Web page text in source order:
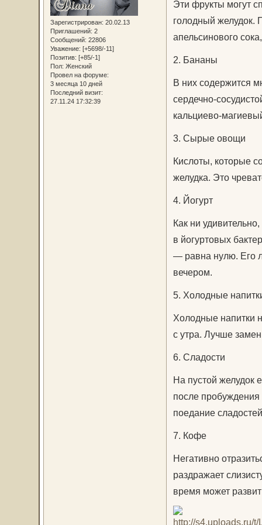
Зарегистрирован: 20.02.13
Приглашений: 2
Сообщений: 22806
Уважение: [+5698/-11]
Позитив: [+85/-1]
Пол: Женский
Провел на форуме:
3 месяца 10 дней
Последний визит:
27.11.24 17:32:39
Эти фрукты могут
голодный желудок.
апельсинового
2. Бананы
В них содержится
сердечно-
кальциево-
3. Сырые овощи
Кислоты, которые
желудка. Это
4. Йогурт
Как ни
в йогуртовых
— равна нулю. Его
вечером.
5. Холодные
Холодные напитки
с утра. Лучше
6. Сладости
На пустой желудок
после
поедание
7. Кофе
Негативно
раздражает
время может